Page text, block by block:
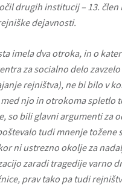
drugih institucij – 13. člen
dejavnosti.
imela dva otroka, in o
za socialno delo zavzelo
rejništva), ne bi bilo v
njo in otrokoma spletlo
so bili glavni argumenti za
tudi mnenje tožene
ni ustrezno okolje za
zaradi tragedije varno
prav tako pa tudi